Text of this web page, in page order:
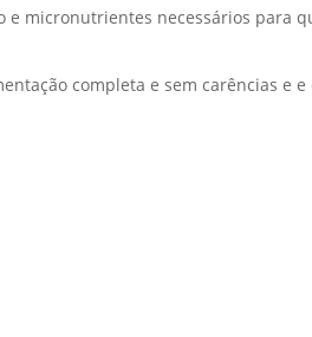
micronutrientes necessários para
completa e sem carências e e